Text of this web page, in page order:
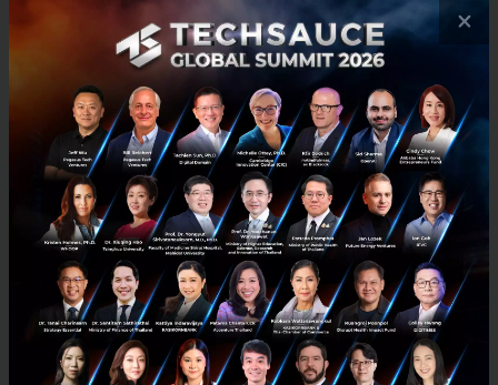
ประเทศในกลุ่มเอเชีย โดยเฉพาะในอุตสาหกรรม Blockchain เ...
| ByTechsauce Team
Crypto south-korea yoonSuk-yeol cryptocurrency
E-mail :contact@techsauce.co
Tel : 02-001-5375
Mobile : 06-4658-9500
×